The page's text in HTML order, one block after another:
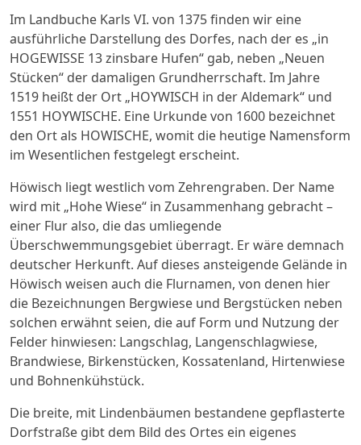
Im Landbuche Karls VI. von 1375 finden wir eine
ausführliche Darstellung des Dorfes, nach der es „in
HOGEWISSE 13 zinsbare Hufen“ gab, neben „Neuen
Stücken“ der damaligen Grundherrschaft. Im Jahre
1519 heißt der Ort „HOYWISCH in der Aldemark“ und
1551 HOYWISCHE. Eine Urkunde von 1600 bezeichnet
den Ort als HOWISCHE, womit die heutige Namensform
im Wesentlichen festgelegt erscheint.
Höwisch liegt westlich vom Zehrengraben. Der Name
wird mit „Hohe Wiese“ in Zusammenhang gebracht –
einer Flur also, die das umliegende
Überschwemmungsgebiet überragt. Er wäre demnach
deutscher Herkunft. Auf dieses ansteigende Gelände in
Höwisch weisen auch die Flurnamen, von denen hier
die Bezeichnungen Bergwiese und Bergstücken neben
solchen erwähnt seien, die auf Form und Nutzung der
Felder hinwiesen: Langschlag, Langenschlagwiese,
Brandwiese, Birkenstücken, Kossatenland, Hirtenwiese
und Bohnenkühstück.
Die breite, mit Lindenbäumen bestandene gepflasterte
Dorfstraße gibt dem Bild des Ortes ein eigenes